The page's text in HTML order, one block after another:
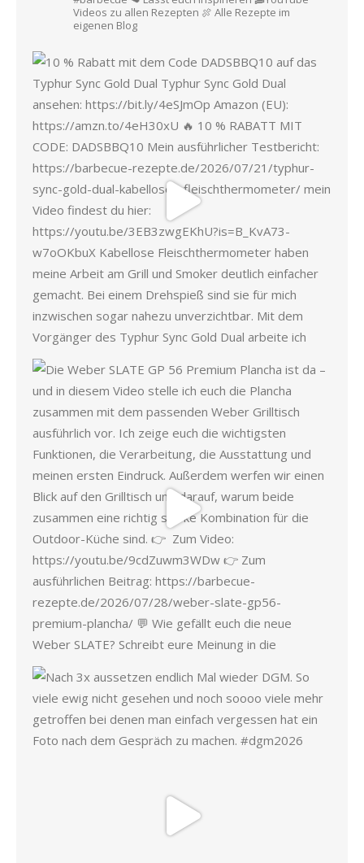
Videos zu allen Rezepten 🍖 Alle Rezepte im
eigenen Blog